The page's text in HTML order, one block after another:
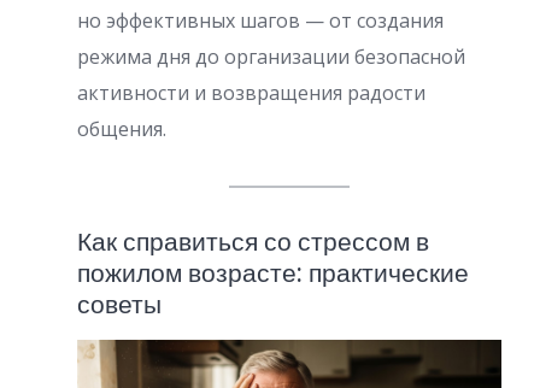
но эффективных шагов — от создания
режима дня до организации безопасной
активности и возвращения радости
общения.
Как справиться со стрессом в
пожилом возрасте: практические
советы